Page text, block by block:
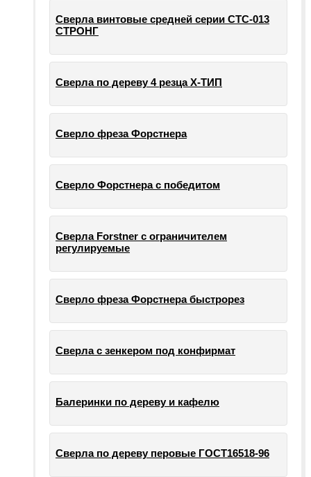
Сверла винтовые средней серии СТС-013
СТРОНГ
Сверла по дереву 4 резца Х-ТИП
Сверло фреза Форстнера
Сверло Форстнера с победитом
Сверла Forstner с ограничителем
регулируемые
Сверло фреза Форстнера быстрорез
Сверла с зенкером под конфирмат
Балеринки по дереву и кафелю
Сверла по дереву перовые ГОСТ16518-96